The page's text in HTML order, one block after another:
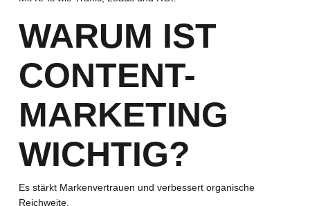
WARUM IST
CONTENT-
MARKETING
WICHTIG?
Es stärkt Markenvertrauen und verbessert organische
Reichweite.